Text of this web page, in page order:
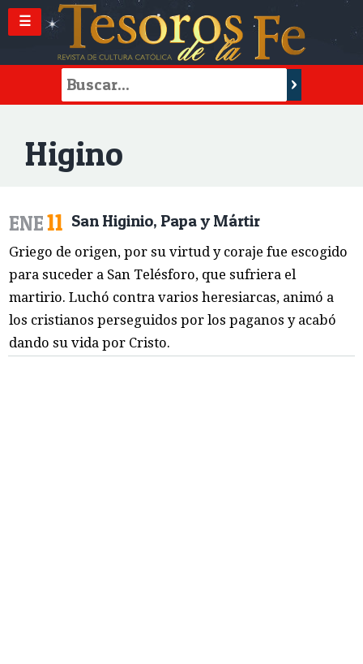
☰
Higino
ENE11 San Higinio, Papa y Mártir
Griego de origen, por su virtud y coraje fue escogido
para suceder a San Telésforo, que sufriera el
martirio. Luchó contra varios heresiarcas, animó a
los cristianos perseguidos por los paganos y acabó
dando su vida por Cristo.